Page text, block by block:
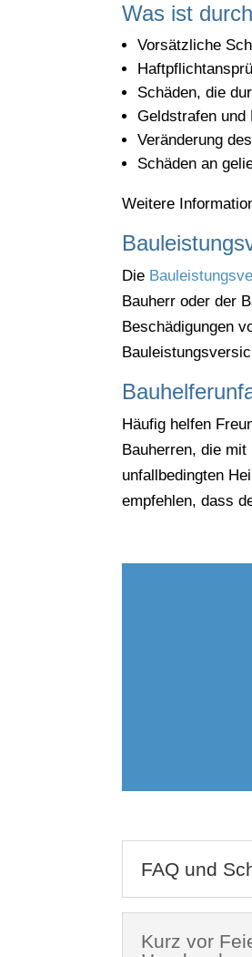
Was ist
Vorsätzliche
Schäden, die
Geldstrafen und
Veränderung
Schäden an
Weitere
Die
Bauherr oder der
Beschädigungen
Häufig helfen
Bauherren, die
unfallbedingten
empfehlen, dass
FAQ und
Kurz vor